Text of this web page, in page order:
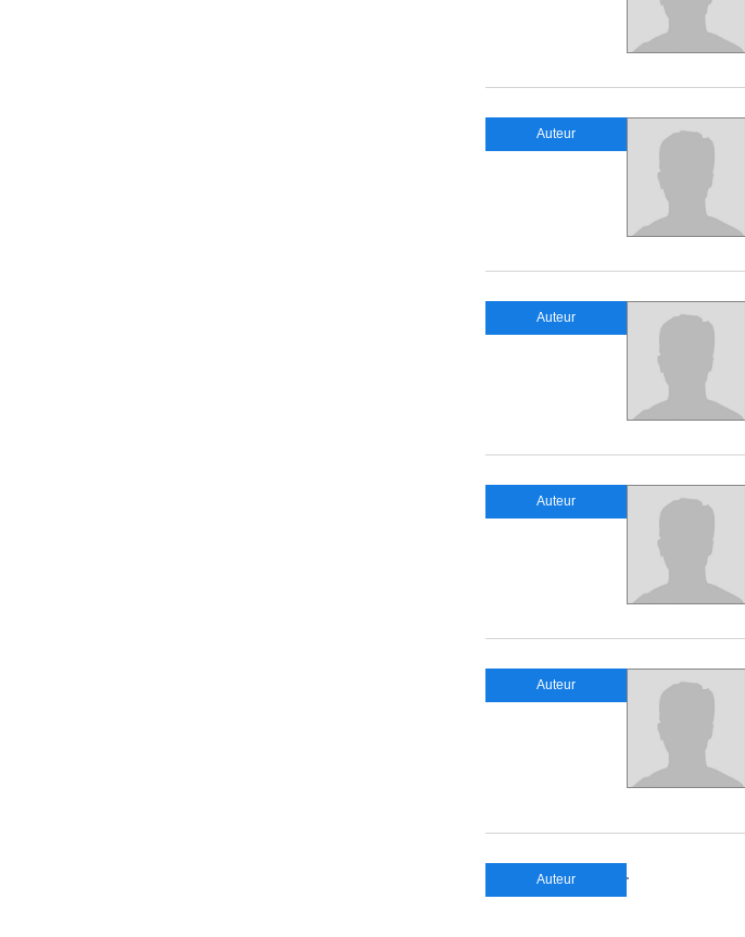
Auteur
Auteur
Auteur
Auteur
Auteur